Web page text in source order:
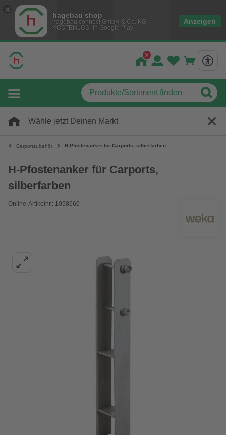
hagebau shop
hagebau connect GmbH & Co. KG
KOSTENLOS- In Google Play
Anzeigen
Wähle jetzt Deinen Markt
Carportzubehör H-Pfostenanker für Carports, silberfarben
H-Pfostenanker für Carports,
silberfarben
Online-Artikelnr.: 1058660